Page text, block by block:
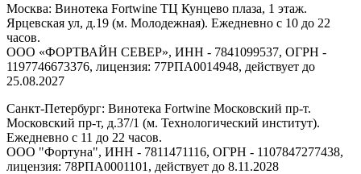
Москва: Винотека Fortwine ТЦ Кунцево плаза, 1 этаж.
Ярцевская ул, д.19 (м. Молодежная). Ежедневно с 10 до 22
часов.
ООО «ФОРТВАЙН СЕВЕР», ИНН - 7841099537, ОГРН -
1197746673376, лицензия: 77РПА0014948, действует до
25.08.2027
Санкт-Петербург: Винотека Fortwine Московский пр-т.
Московский пр-т, д.37/1 (м. Технологический институт).
Ежедневно с 11 до 22 часов.
ООО "Фортуна", ИНН - 7811471116, ОГРН - 1107847277438,
лицензия: 78РПА0001101, действует до 8.11.2028